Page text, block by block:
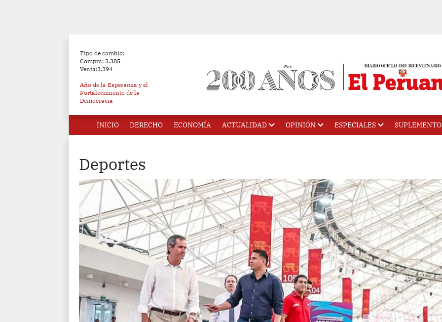
Tipo de cambio:
Compra: 3.385
Venta:3.394
Año de la Esperanza y el
Fortalecimiento de la
Democracia
INICIO DERECHO ECONOMÍA ACTUALIDAD OPINIÓN ESPECIALES
Deportes